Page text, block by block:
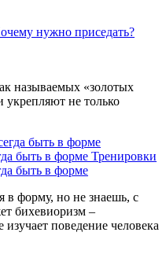
нужно приседать?
называемых «золотых
не только
быть в форме Тренировки
быть в форме
в форму, но не знаешь, с
бихевиоризм –
поведение человека